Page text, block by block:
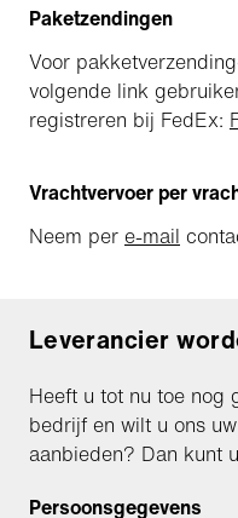
Paketzendingen
Voor
volgende link
registreren bij FedEx:
Vrachtvervoer per
Neem per e-mail
Leverancier
Heeft u tot nu toe nog
bedrijf en wilt u ons
aanbieden? Dan kunt
Persoonsgegevens